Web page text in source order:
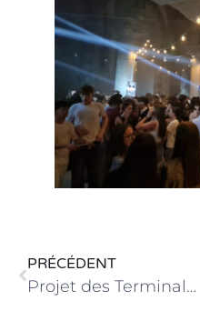
PRÉCÉDENT
Projet des Terminales Bac Pro AGORA : « Osez prendre la parole en public »